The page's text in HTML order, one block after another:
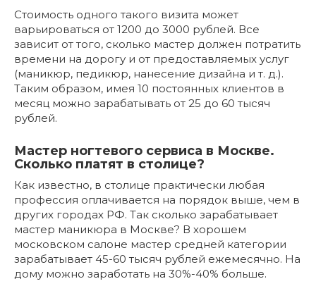
Стоимость одного такого визита может
варьироваться от 1200 до 3000 рублей. Все
зависит от того, сколько мастер должен потратить
времени на дорогу и от предоставляемых услуг
(маникюр, педикюр, нанесение дизайна и т. д.).
Таким образом, имея 10 постоянных клиентов в
месяц можно зарабатывать от 25 до 60 тысяч
рублей.
Мастер ногтевого сервиса в Москве.
Сколько платят в столице?
Как известно, в столице практически любая
профессия оплачивается на порядок выше, чем в
других городах РФ. Так сколько зарабатывает
мастер маникюра в Москве? В хорошем
московском салоне мастер средней категории
зарабатывает 45-60 тысяч рублей ежемесячно. На
дому можно заработать на 30%-40% больше.